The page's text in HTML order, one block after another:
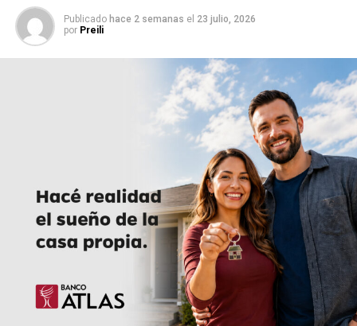
Publicado hace 2 semanas el 23 julio, 2026
por Preili